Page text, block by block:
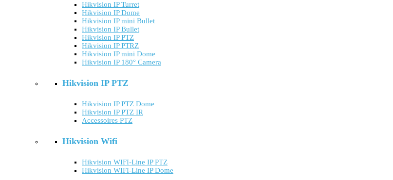
Hikvision IP Turret
Hikvision IP Dome
Hikvision IP mini Bullet
Hikvision IP Bullet
Hikvision IP PTZ
Hikvision IP PTRZ
Hikvision IP mini Dome
Hikvision IP 180° Camera
Hikvision IP PTZ
Hikvision IP PTZ Dome
Hikvision IP PTZ IR
Accessoires PTZ
Hikvision Wifi
Hikvision WIFI-Line IP PTZ
Hikvision WIFI-Line IP Dome